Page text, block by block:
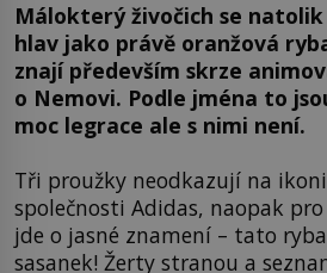
Málokterý živočich se
hlav jako právě oranžová
znají především skrze
o Nemovi. Podle jména to
moc legrace ale s nimi není.
Tři proužky neodkazují na
společnosti Adidas, naopak
jde o jasné znamení – tato
sasanek! Žerty stranou a